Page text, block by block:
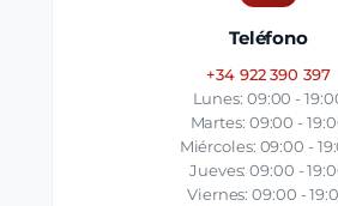
Teléfono
+34 922 390 397
Lunes: 09:00 -
Martes: 09:00 -
Miércoles: 09:00 -
Jueves: 09:00 -
Viernes: 09:00 -